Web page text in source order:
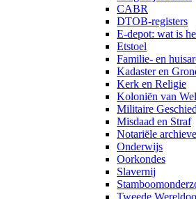
CABR
DTOB-registers
E-depot: wat is
Etstoel
Familie- en
Kadaster en
Kerk en Religie
Koloniën van
Militaire
Misdaad en Straf
Notariële
Onderwijs
Oorkondes
Slavernij
Tweede